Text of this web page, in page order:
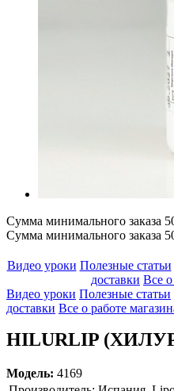
Сумма минимального заказа
Сумма минимального заказа
Видео уроки Полезные статьи
доставки Все о
Видео уроки Полезные статьи
доставки Все о работе
HILURLIP
Модель: 4169